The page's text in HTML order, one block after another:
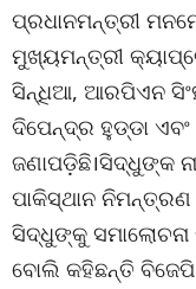
ପ୍ରଧାନମନ୍ତ୍ରୀ
ମୁଖ୍ୟମନ୍ତ୍ରୀ
ସିନ୍ଧିଆ, ଆରପିଏନ
ଦିପେନ୍ଦ୍ର ହୁଡ୍ଡା
ଜଣାପଡ଼ିଛି।ସିଦ୍ଧୁଙ୍କ
ପାକିସ୍ଥାନ
ସିଦ୍ଧୁଙ୍କୁ ସମାଲୋଚନା
ବୋଲି କହିଛନ୍ତି